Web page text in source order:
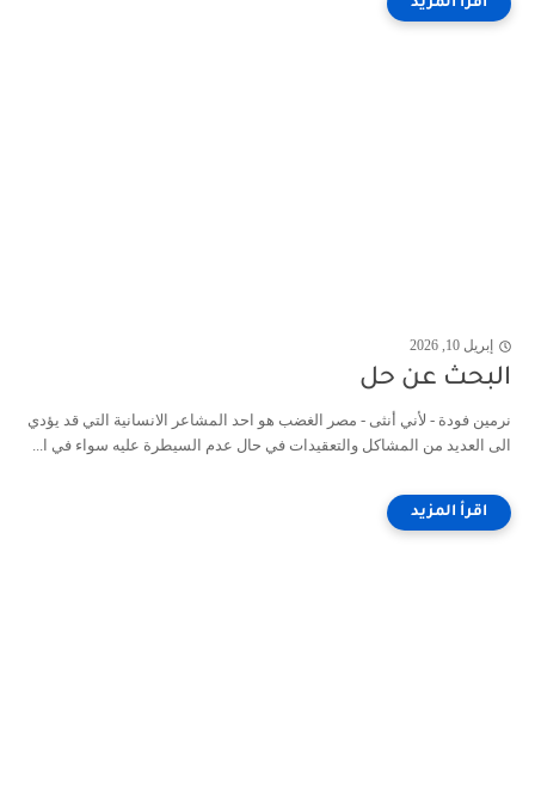
إبريل 10, 2026
البحث عن حل
نرمين فودة - لأني أنثى - مصر الغضب هو احد المشاعر الانسانية التي قد يؤدي
الى العديد من المشاكل والتعقيدات في حال عدم السيطرة عليه سواء في ا...